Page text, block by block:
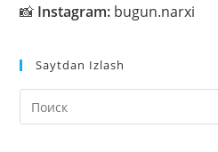
📸 Instagram: bugun.narxi
Saytdan Izlash